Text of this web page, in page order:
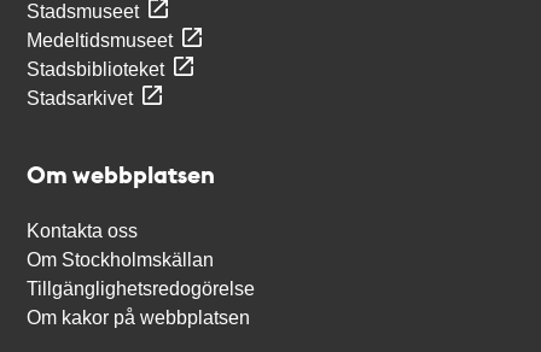
Stadsmuseet
Medeltidsmuseet
Stadsbiblioteket
Stadsarkivet
Om webbplatsen
Kontakta oss
Om Stockholmskällan
Tillgänglighetsredogörelse
Om kakor på webbplatsen